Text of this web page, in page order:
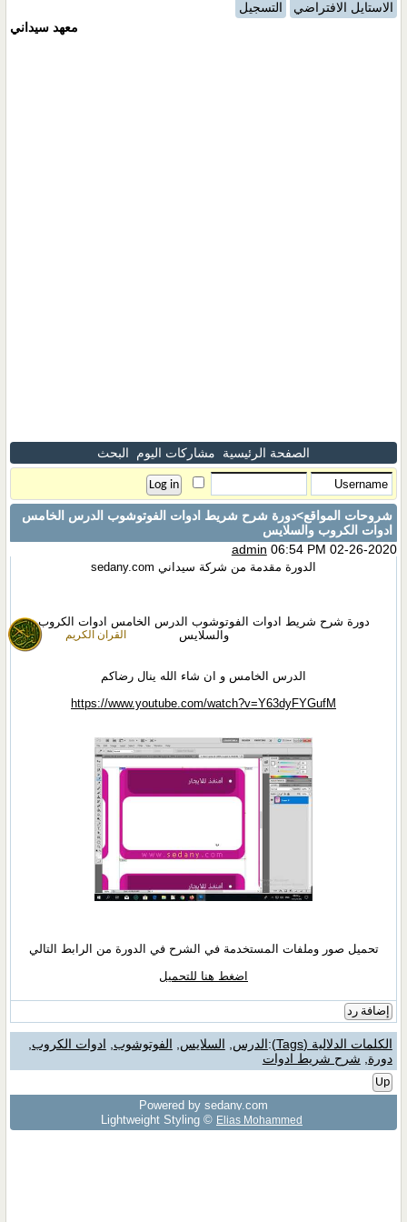
القران الكريم
الاستايل الافتراضي
التسجيل
معهد سيداني
الصفحة الرئيسية مشاركات اليوم البحث
شروحات المواقع>دورة شرح شريط ادوات الفوتوشوب الدرس الخامس
ادوات الكروب والسلايس
admin 06:54 PM 02-26-2020
الدورة مقدمة من شركة سيداني sedany.com
دورة شرح شريط ادوات الفوتوشوب الدرس الخامس ادوات الكروب
والسلايس
الدرس الخامس و ان شاء الله ينال رضاكم
https://www.youtube.com/watch?v=Y63dyFYGufM
تحميل صور وملفات المستخدمة في الشرح في الدورة من الرابط التالي
اضغط هنا للتحميل
إضافة رد
الكلمات الدلالية (Tags) :الدرس السلايس الفوتوشوب ادوات الكروب
دورة
شرح شريط ادوات
Up
Powered by sedany.com
Lightweight Styling © Elias Mohammed